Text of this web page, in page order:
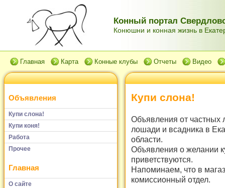
Конный портал
Конюшни и конная жизнь в
Главная Карта Конные клубы Отчеты Видео
Объявления
Купи слона!
Купи коня!
Работа
Прочее
Главная
О сайте
Купи слона!
Объявления от частных
лошади и всадника в
области.
Объявления о желании
приветствуются.
Напоминаем, что в
комиссионный отдел.